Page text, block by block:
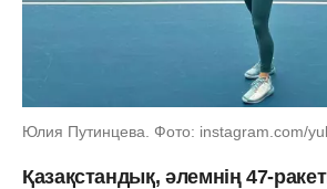
Юлия Путинцева. Фото: instagram.com/
Қазақстандық, әлемнің 47-